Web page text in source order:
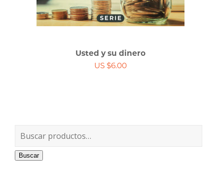
Usted y su dinero
US $6.00
Buscar